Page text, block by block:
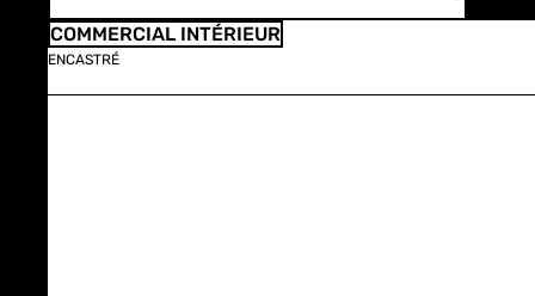
COMMERCIAL INTÉRIEUR
ENCASTRÉ